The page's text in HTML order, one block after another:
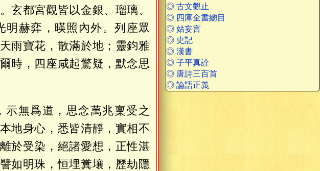
◎ 古文觀止
◎ 四庫全書總目
◎ 姑妄言
◎ 史記
◎ 漢書
◎ 子平真詮
◎ 唐詩三百首
◎ 論語正義
玄都宮觀皆以金銀、瑠璃、
明赫弈，暎照內外。列座眾
雨寶花，散滿於地；靈鈞雅
時，四座咸起驚疑，默念思
無爲道，思念萬兆稟受之
地身心，悉皆清靜，實相不
於受染，絕諸愛想，正性湛
如明珠，恒埋糞壤，歷劫隱